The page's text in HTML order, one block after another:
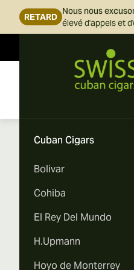
RETARD
Nous nous
élevé d'appels et
Cuban Cigars
Bolivar
Cohiba
El Rey Del Mundo
H.Upmann
Hoyo de Monterrey